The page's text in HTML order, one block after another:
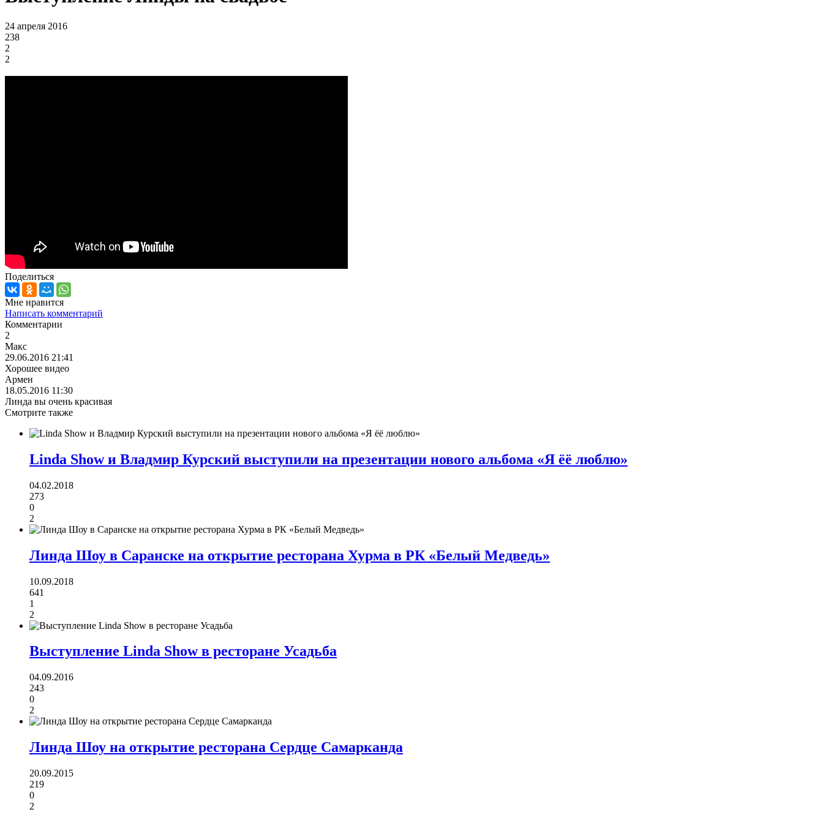
24 апреля 2016
238
2
2
Поделитьcя
Мне нравится
Написать комментарий
Комментарии
2
Макс
29.06.2016 21:41
Хорошее видео
Армен
18.05.2016 11:30
Линда вы очень красивая
Смотрите также
Linda Show и Владмир Курский выступили на презентации нового альбома «Я ёё люблю»
04.02.2018
273
0
2
Линда Шоу в Саранске на открытие ресторана Хурма в РК «Белый Медведь»
10.09.2018
641
1
2
Выступление Linda Show в ресторане Усадьба
04.09.2016
243
0
2
Линда Шоу на открытие ресторана Сердце Самарканда
20.09.2015
219
0
2